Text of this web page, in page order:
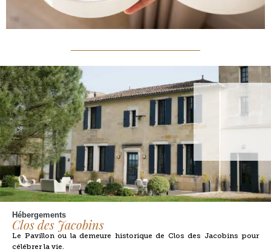
Hébergements
Clos des Jacobins
Le Pavillon ou la demeure historique de Clos des Jacobins pour
célébrer la vie.